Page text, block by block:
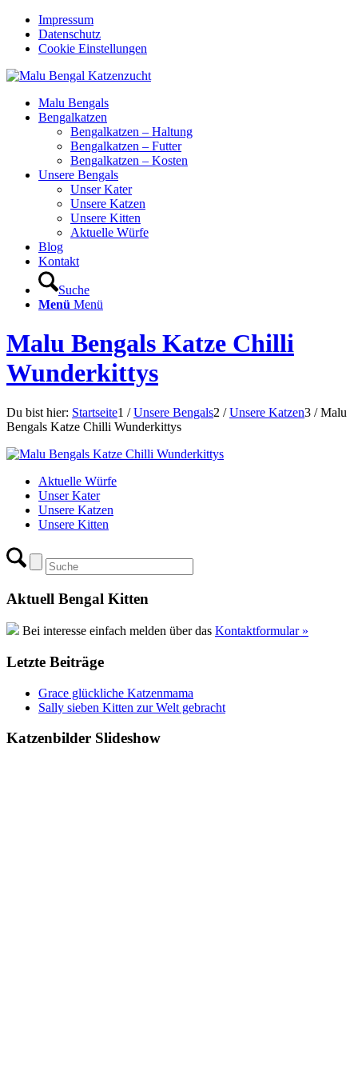
Impressum
Datenschutz
Cookie Einstellungen
Malu Bengals
Bengalkatzen
Bengalkatzen – Haltung
Bengalkatzen – Futter
Bengalkatzen – Kosten
Unsere Bengals
Unser Kater
Unsere Katzen
Unsere Kitten
Aktuelle Würfe
Blog
Kontakt
Suche
Menü Menü
Malu Bengals Katze Chilli
Wunderkittys
Du bist hier: Startseite1 / Unsere Bengals2 / Unsere Katzen3 / Malu
Bengals Katze Chilli Wunderkittys
Aktuelle Würfe
Unser Kater
Unsere Katzen
Unsere Kitten
Aktuell Bengal Kitten
Bei interesse einfach melden über das Kontaktformular »
Letzte Beiträge
Grace glückliche Katzenmama
Sally sieben Kitten zur Welt gebracht
Katzenbilder Slideshow